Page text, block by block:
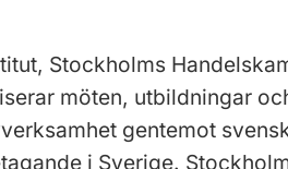
Stockholms
möten, utbildningar
gentemot
i Sverige.